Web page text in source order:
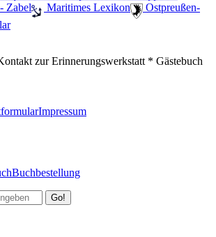
Zabel ️ Maritimes Lexikon
️ Ostpreußen-
zur Erinnerungswerkstatt * Gästebuch
Impressum
Buchbestellung